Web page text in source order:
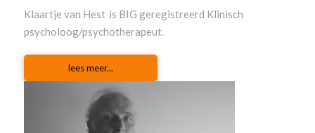
Klaartje van Hest is BIG geregistreerd Klinisch
psycholoog/psychotherapeut.
lees meer...